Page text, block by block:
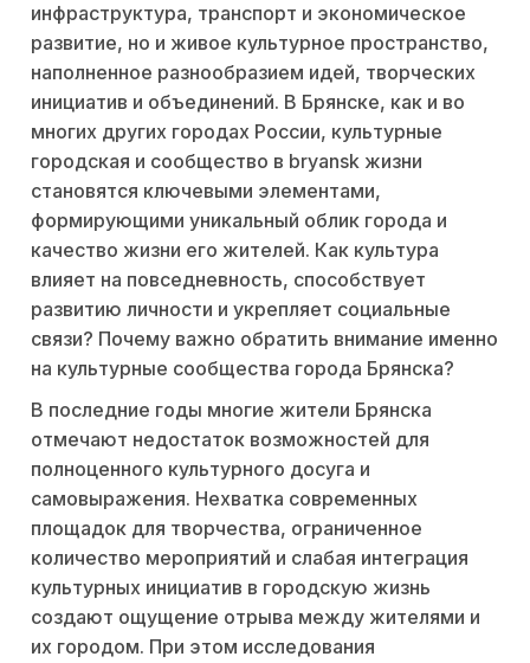
инфраструктура, транспорт и экономическое
развитие, но и живое культурное пространство,
наполненное разнообразием идей, творческих
инициатив и объединений. В Брянске, как и во
многих других городах России, культурные
городская и сообщество в bryansk жизни
становятся ключевыми элементами,
формирующими уникальный облик города и
качество жизни его жителей. Как культура
влияет на повседневность, способствует
развитию личности и укрепляет социальные
связи? Почему важно обратить внимание именно
на культурные сообщества города Брянска?
В последние годы многие жители Брянска
отмечают недостаток возможностей для
полноценного культурного досуга и
самовыражения. Нехватка современных
площадок для творчества, ограниченное
количество мероприятий и слабая интеграция
культурных инициатив в городскую жизнь
создают ощущение отрыва между жителями и
их городом. При этом исследования